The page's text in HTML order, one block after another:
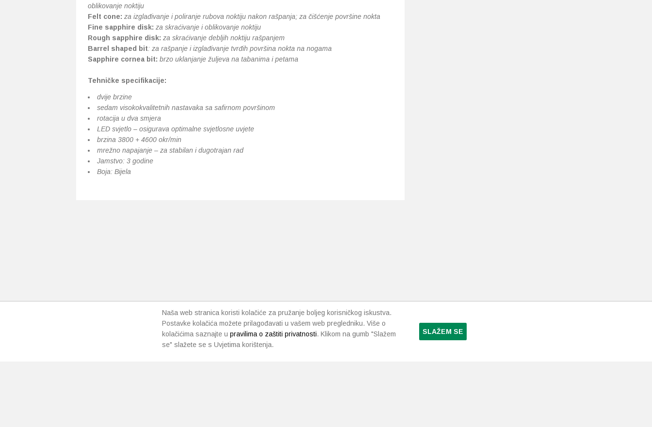
oblikovanje noktiju
Felt cone: za izglađivanje i poliranje rubova noktiju nakon rašpanja; za čišćenje površine nokta
Fine sapphire disk: za skraćivanje i oblikovanje noktiju
Rough sapphire disk: za skraćivanje debljih noktiju rašpanjem
Barrel shaped bit: za rašpanje i izglađivanje tvrđih površina nokta na nogama
Sapphire cornea bit: brzo uklanjanje žuljeva na tabanima i petama
Tehničke specifikacije:
dvije brzine
sedam visokokvalitetnih nastavaka sa safirnom površinom
rotacija u dva smjera
LED svjetlo – osigurava optimalne svjetlosne uvjete
brzina 3800 + 4600 okr/min
mrežno napajanje – za stabilan i dugotrajan rad
Jamstvo: 3 godine
Boja: Bijela
Naša web stranica koristi kolačiće za pružanje boljeg korisničkog iskustva.
Postavke kolačića možete prilagođavati u vašem web pregledniku. Više o
kolačićima saznajte u pravilima o zaštiti privatnosti. Klikom na gumb "Slažem
se" slažete se s Uvjetima korištenja.
SLAŽEM SE